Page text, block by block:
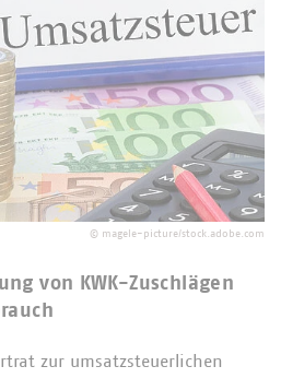
© magele-picture/stock.adobe.com
von KWK-Zuschlägen
zur umsatzsteuerlichen